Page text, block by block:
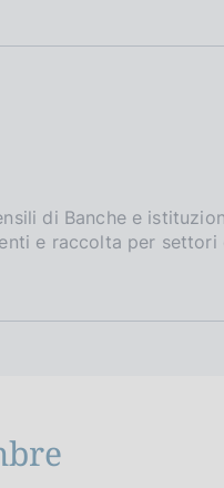
di Banche e
e raccolta per